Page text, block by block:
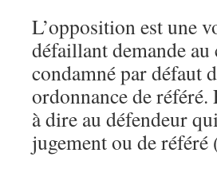
L’opposition est une
défaillant demande
condamné par défaut
ordonnance de référé.
à dire au défendeur
jugement ou de